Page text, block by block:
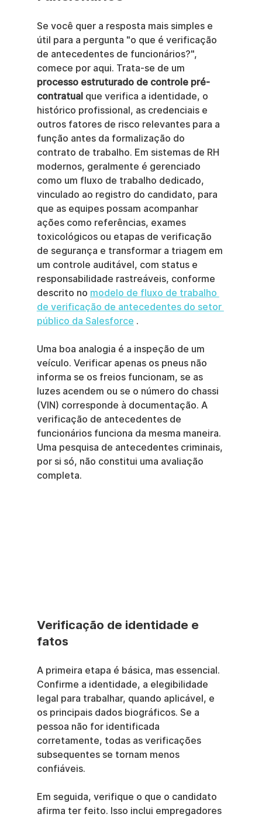
Se você quer a resposta mais simples e
útil para a pergunta "o que é verificação
de antecedentes de funcionários?",
comece por aqui. Trata-se de um
processo estruturado de controle pré-
contratual que verifica a identidade, o
histórico profissional, as credenciais e
outros fatores de risco relevantes para a
função antes da formalização do
contrato de trabalho. Em sistemas de RH
modernos, geralmente é gerenciado
como um fluxo de trabalho dedicado,
vinculado ao registro do candidato, para
que as equipes possam acompanhar
ações como referências, exames
toxicológicos ou etapas de verificação
de segurança e transformar a triagem em
um controle auditável, com status e
responsabilidade rastreáveis, conforme
descrito no modelo de fluxo de trabalho
de verificação de antecedentes do setor
público da Salesforce .
Uma boa analogia é a inspeção de um
veículo. Verificar apenas os pneus não
informa se os freios funcionam, se as
luzes acendem ou se o número do chassi
(VIN) corresponde à documentação. A
verificação de antecedentes de
funcionários funciona da mesma maneira.
Uma pesquisa de antecedentes criminais,
por si só, não constitui uma avaliação
completa.
Verificação de identidade e
fatos
A primeira etapa é básica, mas essencial.
Confirme a identidade, a elegibilidade
legal para trabalhar, quando aplicável, e
os principais dados biográficos. Se a
pessoa não for identificada
corretamente, todas as verificações
subsequentes se tornam menos
confiáveis.
Em seguida, verifique o que o candidato
afirma ter feito. Isso inclui empregadores